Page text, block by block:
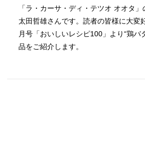
「ラ・カーサ・ディ・テツオ オオタ
太田哲雄さんです。読者の皆様に大変
月号「おいしいレシピ100」より“鶏バ
品をご紹介します。